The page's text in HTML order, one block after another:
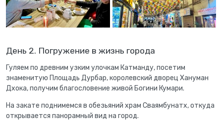
День 2. Погружение в жизнь города
Гуляем по древним узким улочкам Катманду, посетим
знаменитую Площадь Дурбар, королевский дворец Хануман
Дхока, получим благословение живой Богини Кумари.
На закате поднимемся в обезьяний храм Сваямбунатх, откуда
открывается панорамный вид на город.